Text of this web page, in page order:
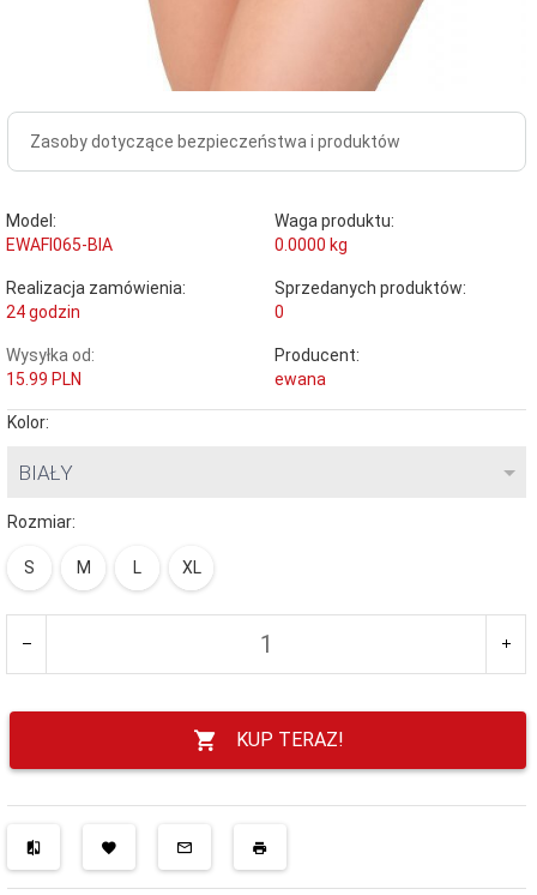
Zasoby dotyczące bezpieczeństwa i produktów
Model:
EWAFI065-BIA
Waga produktu:
0.0000 kg
Realizacja zamówienia:
24 godzin
Sprzedanych produktów:
0
Wysyłka od:
15.99 PLN
Producent:
ewana
Kolor:
BIAŁY
Rozmiar:
S M L XL
KUP TERAZ!